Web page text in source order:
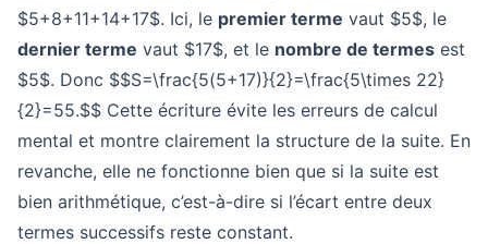
$5+8+11+14+17$. Ici, le premier terme vaut $5$, le
dernier terme vaut $17$, et le nombre de termes est
$5$. Donc $$S=\frac{5(5+17)}{2}=\frac{5\times 22}
{2}=55.$$ Cette écriture évite les erreurs de calcul
mental et montre clairement la structure de la suite. En
revanche, elle ne fonctionne bien que si la suite est
bien arithmétique, c’est-à-dire si l’écart entre deux
termes successifs reste constant.